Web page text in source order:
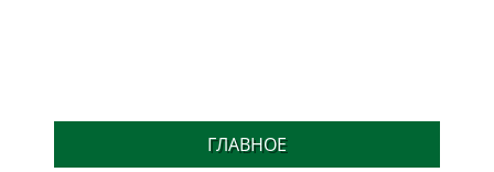
ГЛАВНОЕ